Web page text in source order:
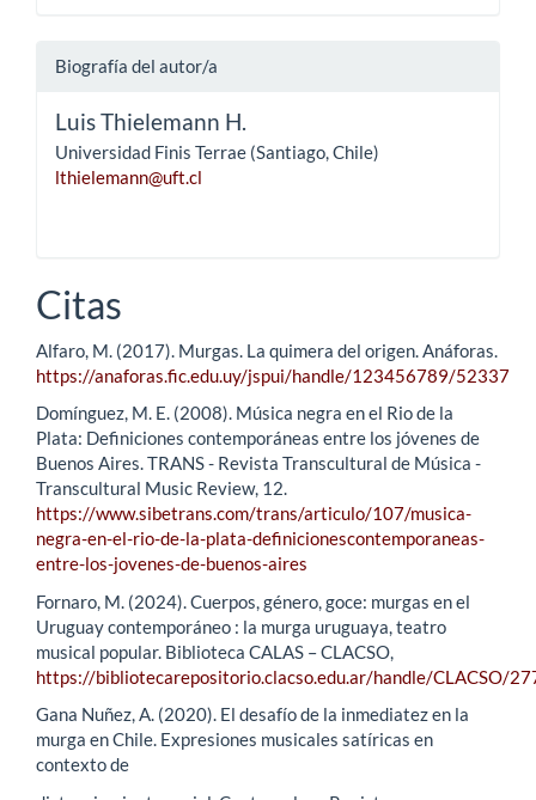
Biografía del autor/a
Luis Thielemann H.
Universidad Finis Terrae (Santiago, Chile)
lthielemann@uft.cl
Citas
Alfaro, M. (2017). Murgas. La quimera del origen. Anáforas.
https://anaforas.fic.edu.uy/jspui/handle/123456789/52337
Domínguez, M. E. (2008). Música negra en el Rio de la
Plata: Definiciones contemporáneas entre los jóvenes de
Buenos Aires. TRANS - Revista Transcultural de Música -
Transcultural Music Review, 12.
https://www.sibetrans.com/trans/articulo/107/musica-
negra-en-el-rio-de-la-plata-definicionescontemporaneas-
entre-los-jovenes-de-buenos-aires
Fornaro, M. (2024). Cuerpos, género, goce: murgas en el
Uruguay contemporáneo : la murga uruguaya, teatro
musical popular. Biblioteca CALAS – CLACSO,
https://bibliotecarepositorio.clacso.edu.ar/handle/CLACSO/
Gana Nuñez, A. (2020). El desafío de la inmediatez en la
murga en Chile. Expresiones musicales satíricas en
contexto de